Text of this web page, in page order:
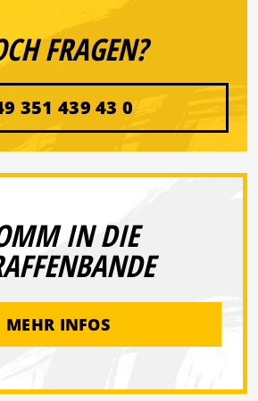
FRAGEN?
351 439 43 0
IN DIE
MEHR INFOS